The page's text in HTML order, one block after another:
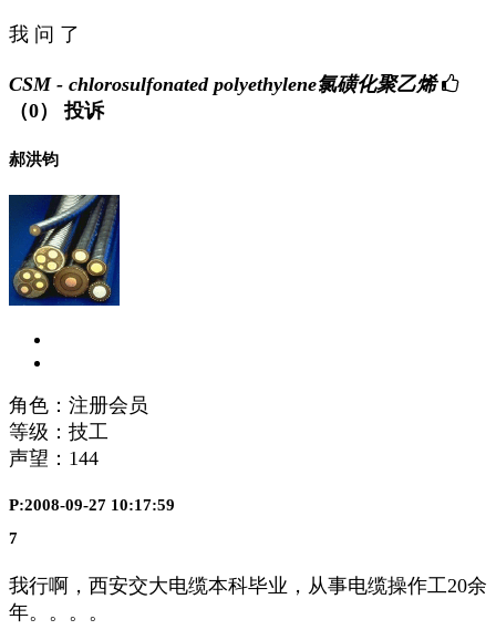
我 问 了
CSM - chlorosulfonated polyethylene氯磺化聚乙烯
（0）
投诉
郝洪钧
角色：注册会员
等级：技工
声望： 144
P:2008-09-27 10:17:59
7
我行啊，西安交大电缆本科毕业，从事电缆操作工20余
年。。。。